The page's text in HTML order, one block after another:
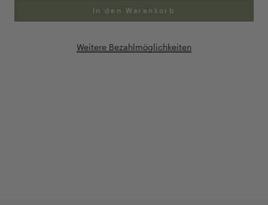
In den Warenkorb
Weitere Bezahlmöglichkeiten